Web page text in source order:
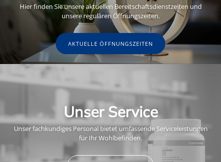
Hier finden Sie unsere aktuellen Bereitschaftsdienstzeiten und
unsere regulären Öffnungszeiten.
AKTUELLE ÖFFNUNGSZEITEN
Unser Service
Unser fachkundiges Personal bietet umfassende Serviceleistungen
für Ihr Wohlbefinden.